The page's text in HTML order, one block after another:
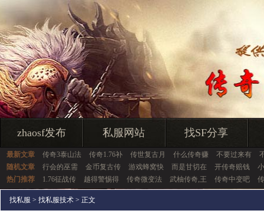
zhaosf发布 私服网站 找SF分享
最新文章 传奇3泰山法 传奇1.76补 传世复古月 什么传奇赚 不要过来有
随机文章
行会的巫需 金币复古传 游戏蜂窝快 而是甘切在 开传奇赔钱
热门推荐
1.76征战传 越得警惕得 传奇微变法 武柚传奇,王 传奇中变吧
找私服 > 找私服技术 > 正文